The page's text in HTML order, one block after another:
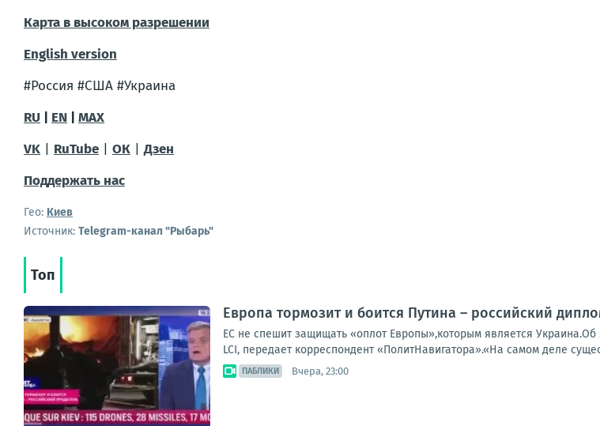
Карта в высоком разрешении
English version
#Россия #США #Украина
RU
EN
MAX
VK
RuTube ОК |Дзен
Поддержать нас
Гео: Киев
Источник: Telegram-канал "Рыбарь"
Топ
Европа тормозит и боится Путина – российский
ЕС не спешит защищать «оплот Европы»,которым является
LCI, передает корреспондент «ПолитНавигатора».«На самом деле
ПАБЛИКИ Вчера, 23:00